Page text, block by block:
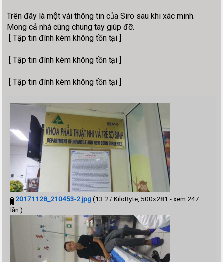
Trên đây là một vài thông tin của Siro sau khi xác minh.
Mong cả nhà cùng chung tay giúp đỡ.
[ Tập tin đính kèm không tồn tại ]
[ Tập tin đính kèm không tồn tại ]
[ Tập tin đính kèm không tồn tại ]
--
20171128_210453-2.jpg(13.27 KiloByte, 500x281 - xem 247
lần.)